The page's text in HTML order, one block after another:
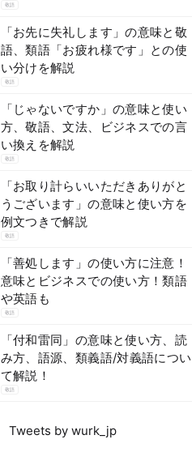
敬語
「お先に失礼します」の意味と敬
語、類語「お疲れ様です」との使
い分けを解説
敬語
「じゃないですか」の意味と使い
方、敬語、文法、ビジネスでの言
い換えを解説
敬語
「お取り計らいいただきありがと
うございます」の意味と使い方を
例文つきで解説
敬語
「善処します」の使い方に注意！
意味とビジネスでの使い方！類語
や英語も
敬語
「付和雷同」の意味と使い方、読
み方、語源、類義語/対義語につい
て解説！
敬語
Tweets by wurk_jp